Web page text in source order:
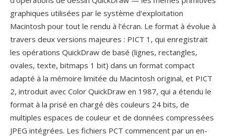
graphiques utilisées par le système d'exploitation
Macintosh pour tout le rendu à l'écran. Le format à évolue à
travers deux versions majeures : PICT 1, qui enregistrait
les opérations QuickDraw de basé (lignes, rectangles,
ovales, texte, bitmaps 1 bit) dans un format compact
adapté à la mémoire limitée du Macintosh original, et PICT
2, introduit avec Color QuickDraw en 1987, qui a étendu le
format à la prisé en chargé dès couleurs 24 bits, de
multiples espaces de couleur et de données compressées
JPEG intégrées. Les fichiers PCT commencent par un en-